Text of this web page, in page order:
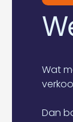
Wat
Dan